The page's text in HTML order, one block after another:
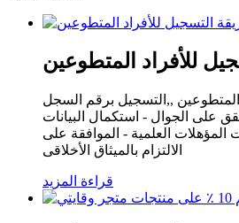
للأفراد المتطوعين
المتطوعين ,,التسجيل برقم السجل
على الجوال - استكمال البيانات
المؤهلات العلمية - الموافقة على
الالتزام بالميثاق الأخلاقى
قراءة المزيد